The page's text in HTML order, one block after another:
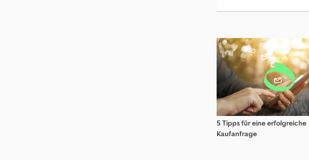
Scania Betonmischer
Schaeff Baggerlader
5 Tipps für eine erfolgreiche
Kaufanfrage